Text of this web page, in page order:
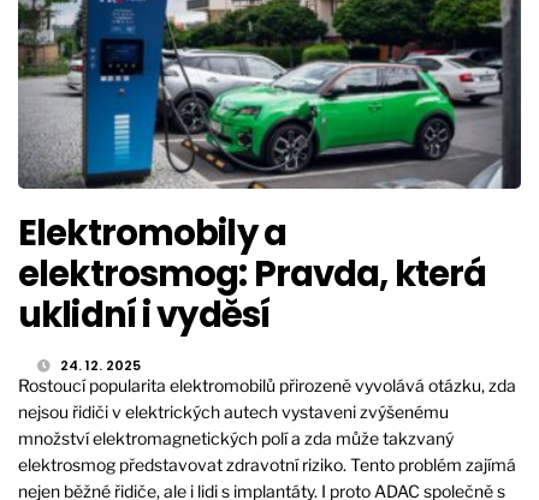
Elektromobily a
elektrosmog: Pravda, která
uklidní i vyděsí
24. 12. 2025
Rostoucí popularita elektromobilů přirozeně vyvolává otázku, zda
nejsou řidiči v elektrických autech vystaveni zvýšenému
množství elektromagnetických polí a zda může takzvaný
elektrosmog představovat zdravotní riziko. Tento problém zajímá
nejen běžné řidiče, ale i lidi s implantáty. I proto ADAC společně s